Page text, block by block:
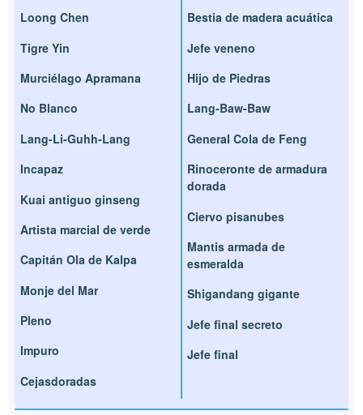
Loong Chen
Tigre Yin
Murciélago Apramana
No Blanco
Lang-Li-Guhh-Lang
Incapaz
Kuai antiguo ginseng
Artista marcial de verde
Capitán Ola de Kalpa
Monje del Mar
Pleno
Impuro
Cejasdoradas
Bestia de madera acuática
Jefe veneno
Hijo de Piedras
Lang-Baw-Baw
General Cola de Feng
Rinoceronte de armadura
dorada
Ciervo pisanubes
Mantis armada de
esmeralda
Shigandang gigante
Jefe final secreto
Jefe final